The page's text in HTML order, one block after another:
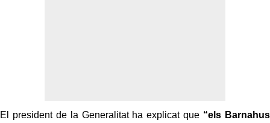
El president de la Generalitat ha explicat que “els Barnahus